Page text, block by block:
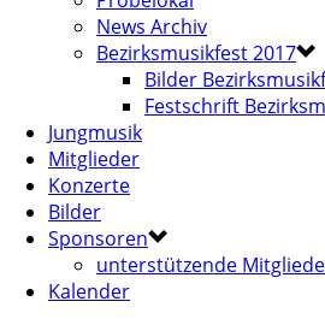
News Archiv
Bezirksmusikfest 2017
Bilder
Festschrift
Jungmusik
Mitglieder
Konzerte
Bilder
Sponsoren
unterstützende
Kalender